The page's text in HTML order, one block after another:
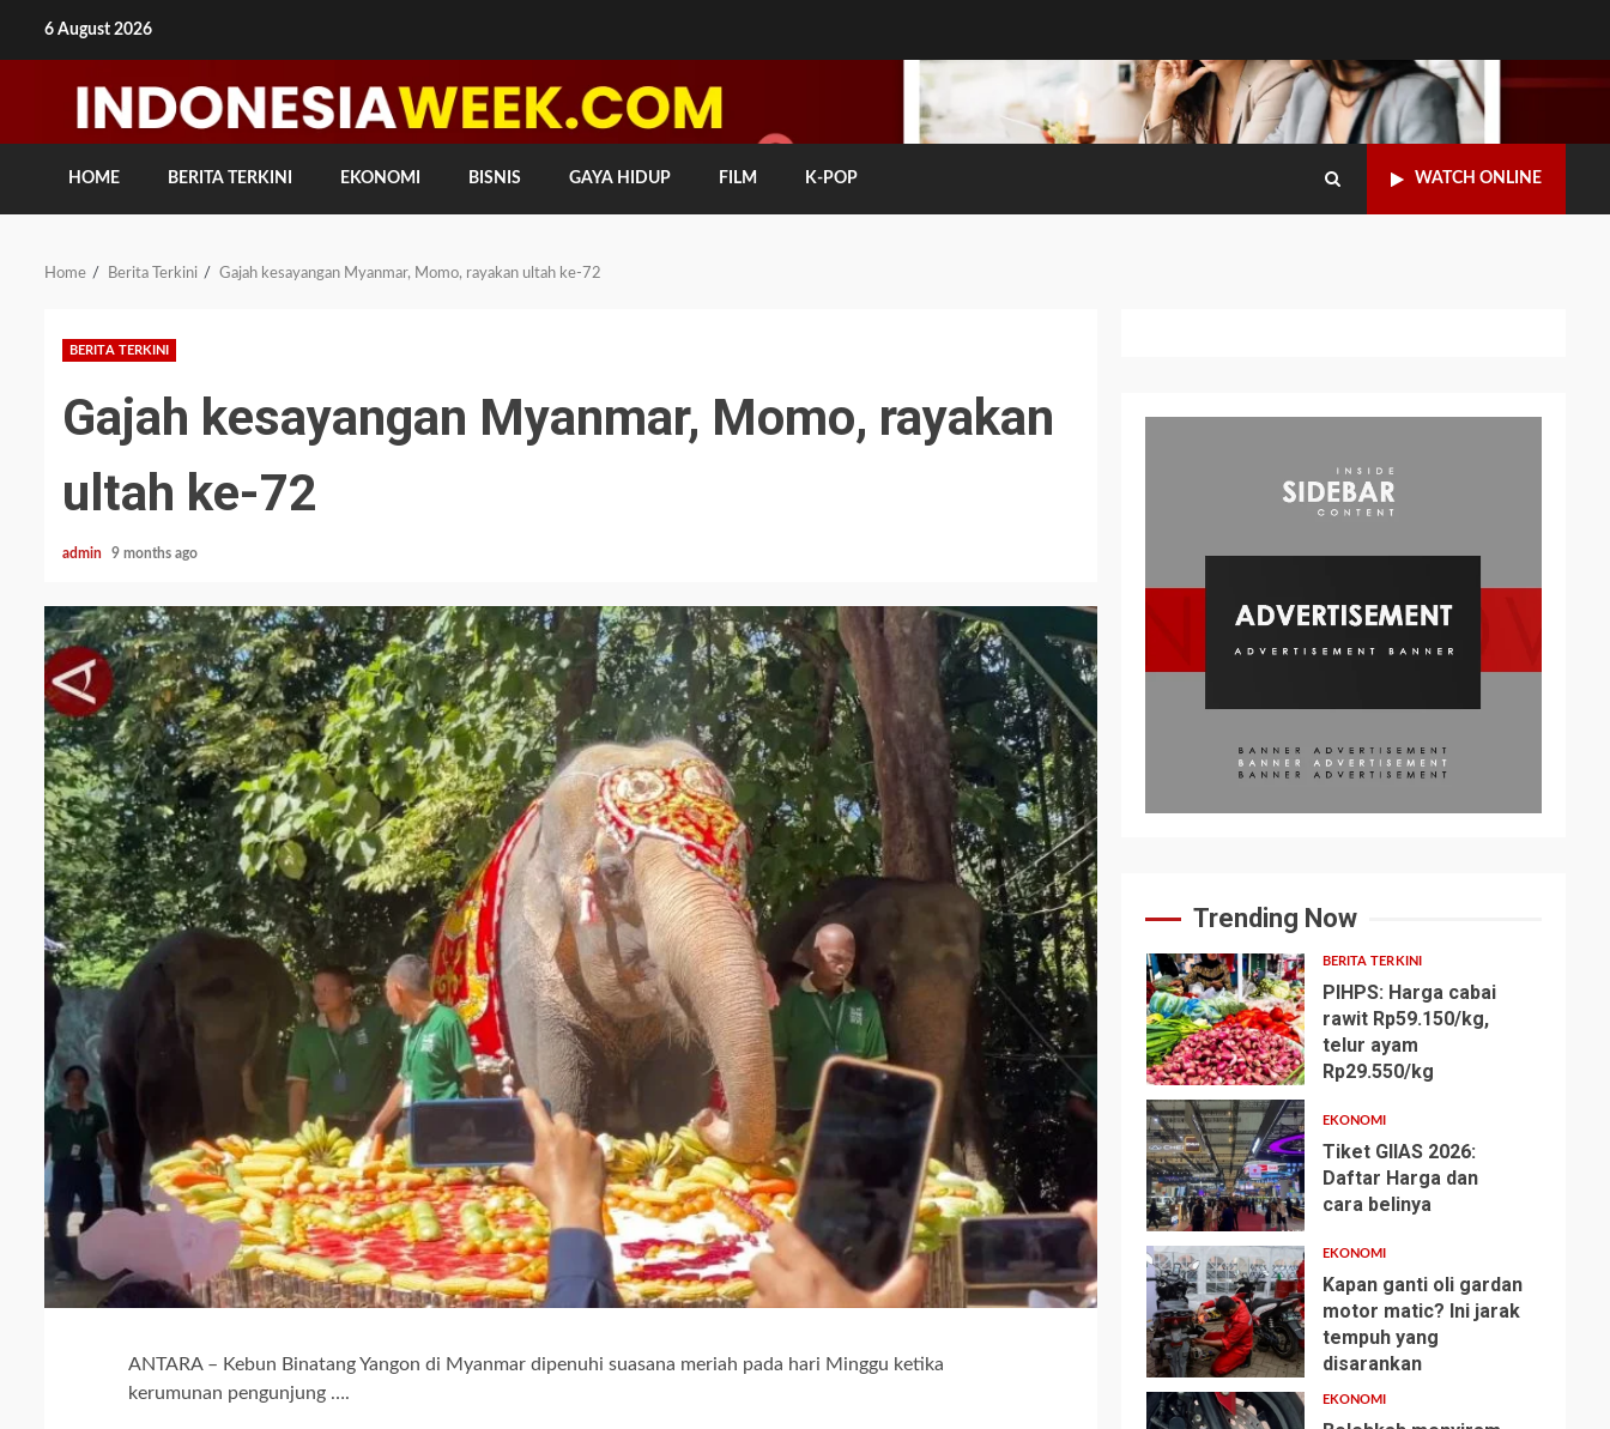
6 August 2026
HOME BERITA TERKINI EKONOMI BISNIS GAYA HIDUP FILM K-POP WATCH ONLINE
Home Berita Terkini Gajah kesayangan Myanmar, Momo, rayakan ultah ke-72
BERITA TERKINI
Gajah kesayangan Myanmar, Momo, rayakan
ultah ke-72
admin 9 months ago
ANTARA – Kebun Binatang Yangon di Myanmar dipenuhi suasana meriah pada hari Minggu ketika
kerumunan pengunjung ….
Trending Now
1
BERITA TERKINI
PIHPS: Harga cabai
rawit Rp59.150/kg,
telur ayam
Rp29.550/kg
2
EKONOMI
Tiket GIIAS 2026:
Daftar Harga dan
cara belinya
3
EKONOMI
Kapan ganti oli gardan
motor matic? Ini jarak
tempuh yang
disarankan
EKONOMI